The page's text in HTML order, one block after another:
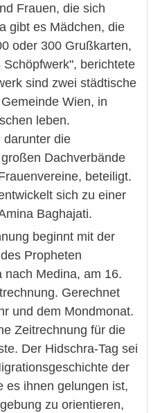
Frauen, die sich
gibt es Mädchen, die
oder 300 Grußkarten,
berichtete
sind zwei städtische
Wien, in
leben.
darunter die
Dachverbände
beteiligt.
sich zu einer
Baghajati.
beginnt mit der
Propheten
nach Medina, am 16.
Gerechnet
und dem Mondmonat.
Zeitrechnung für die
Der Hidschra-Tag sei
der
es ihnen gelungen ist,
zu orientieren,